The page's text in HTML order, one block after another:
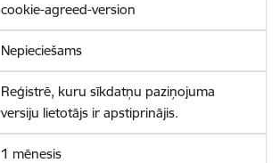
cookie-agreed-version
Nepieciešams
Reģistrē, kuru sīkdatņu paziņojuma
versiju lietotājs ir apstiprinājis.
1 mēnesis